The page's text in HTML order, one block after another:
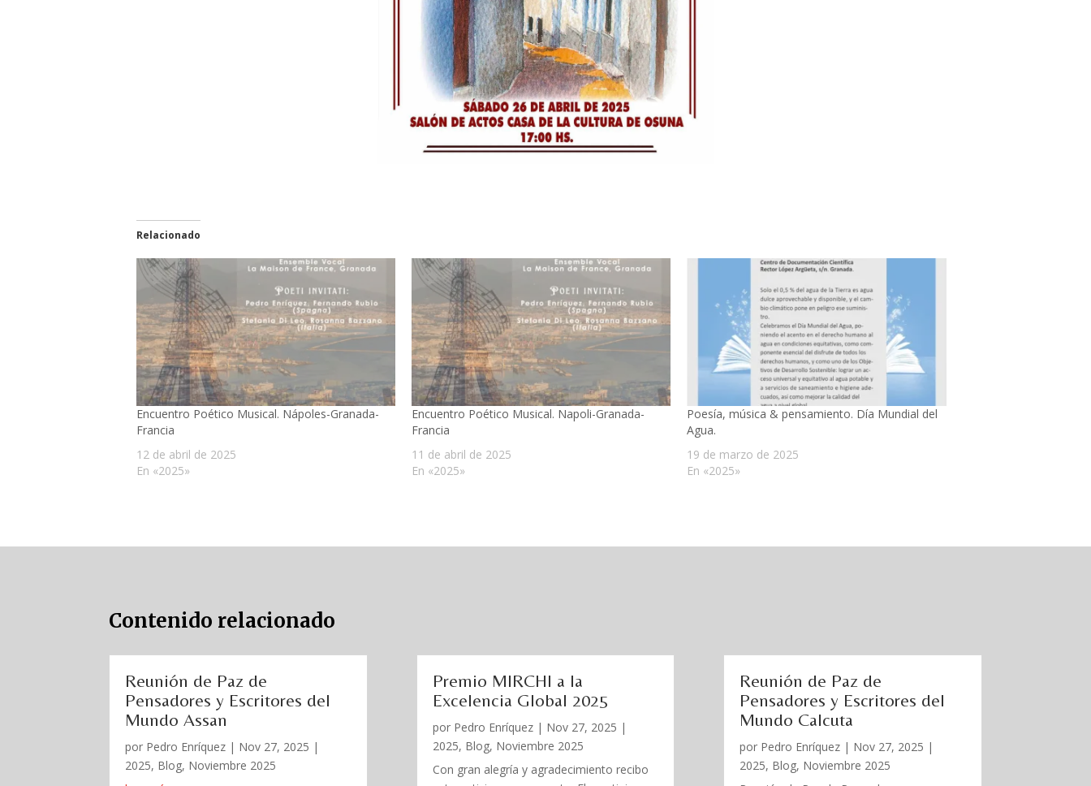
Relacionado
Encuentro Poético Musical. Nápoles-Granada-
Francia
12 de abril de 2025
En «2025»
Encuentro Poético Musical. Napoli-Granada-
Francia
11 de abril de 2025
En «2025»
Poesía, música & pensamiento. Día Mundial del
Agua.
19 de marzo de 2025
En «2025»
Contenido relacionado
Reunión de Paz de
Pensadores y Escritores del
Mundo Assan
por Pedro Enríquez | Nov 27, 2025 |
2025, Blog, Noviembre 2025
Premio MIRCHI a la
Excelencia Global 2025
por Pedro Enríquez| Nov 27, 2025 |
2025, Blog, Noviembre 2025
Con gran alegría y agradecimiento recibo
Reunión de Paz de
Pensadores y Escritores del
Mundo Calcuta
por Pedro Enríquez| Nov 27, 2025 |
2025, Blog, Noviembre 2025